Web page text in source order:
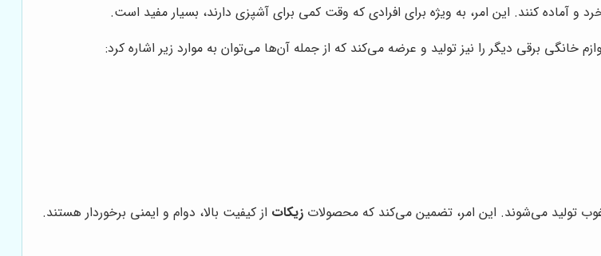
و آماده کنند. این امر، به ویژه برای افرادی که وقت کمی برای آشپزی دارند، بسیار مفید است.
برقی دیگر را نیز تولید و عرضه می‌کند که از جمله آن‌ها می‌توان به موارد زیر اشاره کرد:
تولید می‌شوند. این امر، تضمین می‌کند که محصولات زیکات از کیفیت بالا، دوام و ایمنی برخوردار هستند.